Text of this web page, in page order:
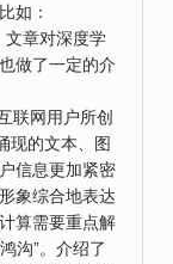
如：
文章对深度学
做了一定的介
联网用户所创
现的文本、图
信息更加紧密
象综合地表达
算需要重点解
沟”。介绍了